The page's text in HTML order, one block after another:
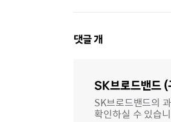
댓
댓글개
SK브로드밴드 (
SK브로드밴드의
확인하실 수 있습